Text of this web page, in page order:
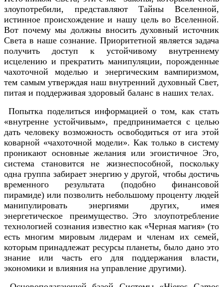
злоупотребили, представляют Тайны Вселенной,
истинное происхождение и нашу цель во Вселенной.
Вот почему мы должны вносить духовный источник
Света в наше сознание. Приоритетной является задача
получить доступ к устойчивому внутреннему
исцелению и прекратить манипуляции, порожденные
чахоточной моделью и энергическим вампиризмом,
тем самым утверждая наш внутренний духовный Свет,
питая и поддерживая здоровый баланс в наших телах.
Попытка поделиться информацией о том, как стать
«внутренне устойчивым», предпринимается с целью
дать человеку возможность освободиться от ига этой
коварной «чахоточной модели». Как только в систему
проникают основные желания или эгоистичное Эго,
система становится не жизнеспособной, поскольку
одна группа забирает энергию у другой, чтобы достичь
временного результата (подобно финансовой
пирамиде) или позволить небольшому проценту людей
манипулировать энергиями других, имея
энергетическое преимущество. Это злоупотребление
технологией сознания известно как «Черная магия» (то
есть многим мировым лидерам и членам их семей,
которым принадлежат ресурсы планеты, было дано это
знание или часть его для поддержания власти,
экономики и влияния на управление другими).